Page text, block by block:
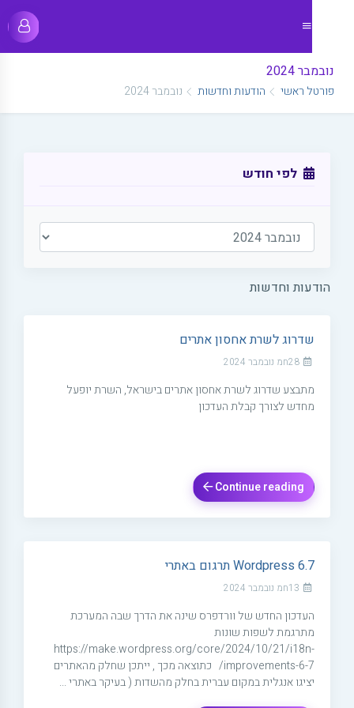
נובמבר 2024
פורטל ראשי הודעות וחדשות נובמבר 2024
לפי חודש
הודעות וחדשות
שדרוג לשרת אחסון אתרים
28חמ נובמבר 2024
מתבצע שדרוג לשרת אחסון אתרים בישראל, השרת יופעל
מחדש לצורך קבלת העדכון
Continue reading
Wordpress 6.7 תרגום באתרי
העדכון החדש של וורדפרס שינה את הדרך שבה המערכת
מתרגמת לשפות שונות
https://make.wordpress.org/core/2024/10/21/i18n-
improvements-6-7/ כתוצאה מכך , ייתכן שחלק מהאתרים
יציגו אנגלית במקום עברית בחלק מהשדות ( בעיקר באתרי ...